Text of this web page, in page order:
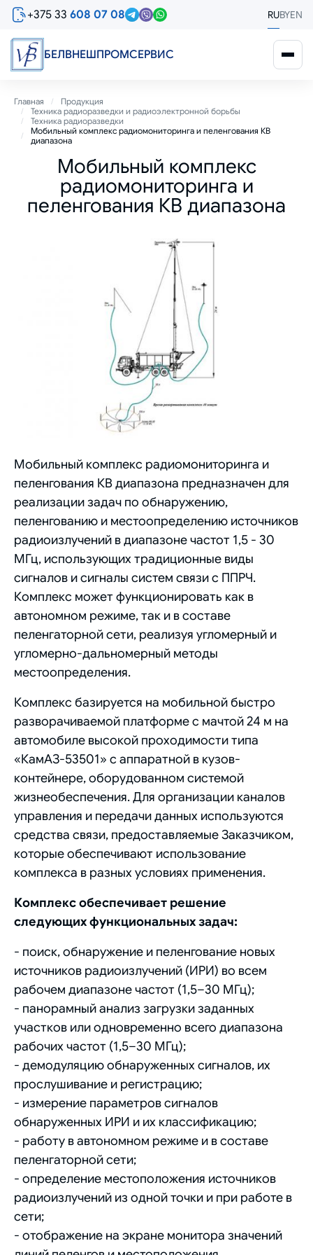
Перейти
содержанию
+375 33 608 07 08 RUBYEN
БЕЛВНЕШПРОМСЕРВИС
Строка
навигации
Главная
Продукция
Техника радиоразведки и радиоэлектронной борьбы
Техника радиоразведки
Мобильный комплекс радиомониторинга и пеленгования КВ
диапазона
Мобильный комплекс
радиомониторинга и
пеленгования КВ диапазона
Мобильный комплекс радиомониторинга и
пеленгования КВ диапазона предназначен для
реализации задач по обнаружению,
пеленгованию и местоопределению источников
радиоизлучений в диапазоне частот 1,5 - 30
МГц, использующих традиционные виды
сигналов и сигналы систем связи с ППРЧ.
Комплекс может функционировать как в
автономном режиме, так и в составе
пеленгаторной сети, реализуя угломерный и
угломерно-дальномерный методы
местоопределения.
Комплекс базируется на мобильной быстро
разворачиваемой платформе с мачтой 24 м на
автомобиле высокой проходимости типа
«КамАЗ-53501» с аппаратной в кузов-
контейнере, оборудованном системой
жизнеобеспечения. Для организации каналов
управления и передачи данных используются
средства связи, предоставляемые Заказчиком,
которые обеспечивают использование
комплекса в разных условиях применения.
Комплекс обеспечивает решение
следующих функциональных задач:
- поиск, обнаружение и пеленгование новых
источников радиоизлучений (ИРИ) во всем
рабочем диапазоне частот (1,5–30 МГц);
- панорамный анализ загрузки заданных
участков или одновременно всего диапазона
рабочих частот (1,5–30 МГц);
- демодуляцию обнаруженных сигналов, их
прослушивание и регистрацию;
- измерение параметров сигналов
обнаруженных ИРИ и их классификацию;
- работу в автономном режиме и в составе
пеленгаторной сети;
- определение местоположения источников
радиоизлучений из одной точки и при работе в
сети;
- отображение на экране монитора значений